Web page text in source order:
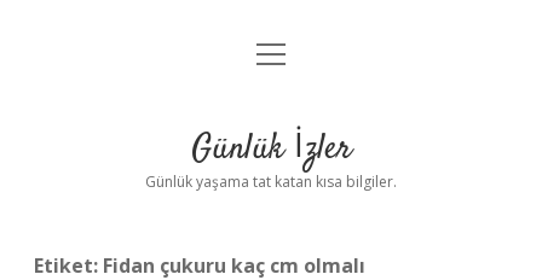
Anasayfa
Yasal Uyarı
menüyü
Günlük İzler
Günlük yaşama tat katan kısa bilgiler.
Etiket: Fidan çukuru kaç cm olmalı